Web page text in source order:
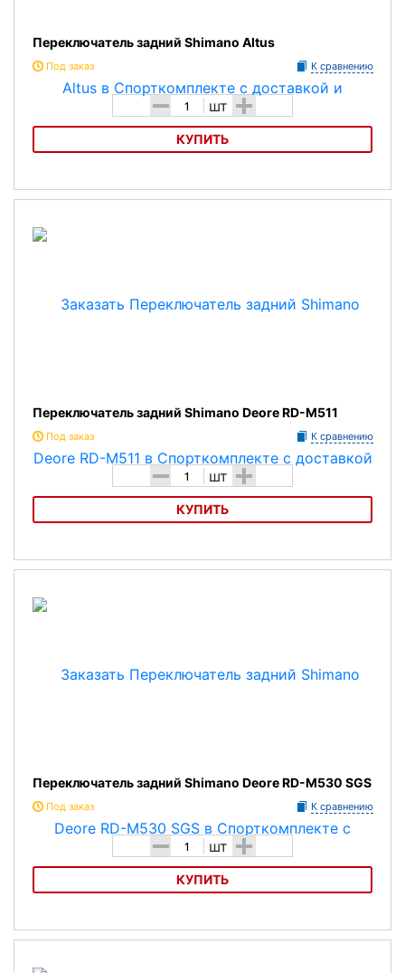
Переключатель задний Shimano Altus
Под заказ К сравнению
- шт +
КУПИТЬ
Переключатель задний Shimano Altus
Переключатель задний Shimano Deore RD-M511
Под заказ К сравнению
- шт +
КУПИТЬ
Переключатель задний Shimano Deore RD-M511
Переключатель задний Shimano Deore RD-M530 SGS
Под заказ К сравнению
- шт +
КУПИТЬ
Переключатель задний Shimano Deore RD-M530 SGS